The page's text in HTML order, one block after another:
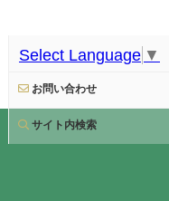
Select Language ▼
お問い合わせ
サイト内検索